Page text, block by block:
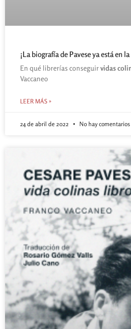
¡La biografía de Pavese ya está en
En qué librerías conseguirvidas
Vaccaneo
LEER MÁS »
24 de abril de 2022 No hay comentarios